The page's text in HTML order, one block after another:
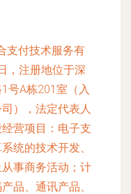
支付技术服务有
，注册地位于深
号A栋201室（入
），法定代表人
营项目：电子支
统的技术开发、
事商务活动；计
品、通讯产品、